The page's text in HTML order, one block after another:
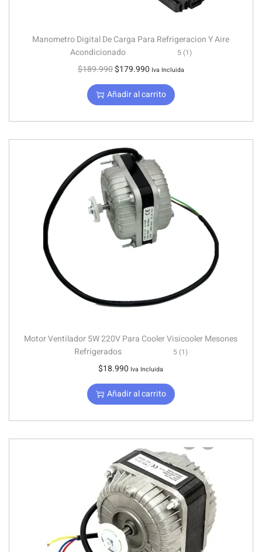
Manometro Digital De Carga Para Refrigeracion Y Aire
Acondicionado
5 (1)
$189.990$179.990 Iva Incluida
Añadir al carrito
Motor Ventilador 5W 220V Para Cooler Visicooler Mesones
Refrigerados
5 (1)
$18.990 Iva Incluida
Añadir al carrito